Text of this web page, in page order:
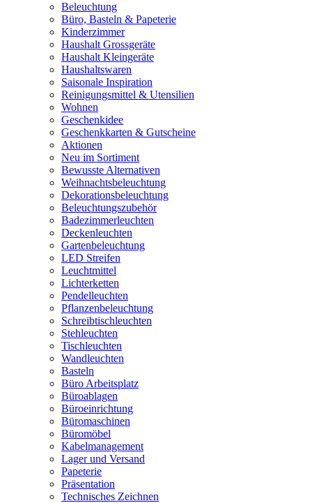
Beleuchtung
Büro, Basteln & Papeterie
Kinderzimmer
Haushalt Grossgeräte
Haushalt Kleingeräte
Haushaltswaren
Saisonale Inspiration
Reinigungsmittel & Utensilien
Wohnen
Geschenkidee
Geschenkkarten & Gutscheine
Aktionen
Neu im Sortiment
Bewusste Alternativen
Weihnachtsbeleuchtung
Dekorationsbeleuchtung
Beleuchtungszubehör
Badezimmerleuchten
Deckenleuchten
Gartenbeleuchtung
LED Streifen
Leuchtmittel
Lichterketten
Pendelleuchten
Pflanzenbeleuchtung
Schreibtischleuchten
Stehleuchten
Tischleuchten
Wandleuchten
Basteln
Büro Arbeitsplatz
Büroablagen
Büroeinrichtung
Büromaschinen
Büromöbel
Kabelmanagement
Lager und Versand
Papeterie
Präsentation
Technisches Zeichnen